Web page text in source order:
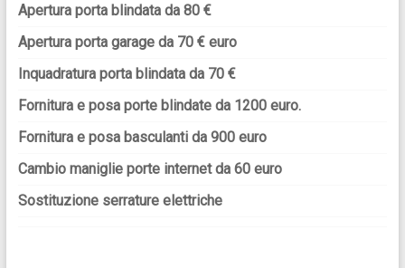
Apertura porta blindata da 80 €
Apertura porta garage da 70 € euro
Inquadratura porta blindata da 70 €
Fornitura e posa porte blindate da 1200 euro.
Fornitura e posa basculanti da 900 euro
Cambio maniglie porte internet da 60 euro
Sostituzione serrature elettriche